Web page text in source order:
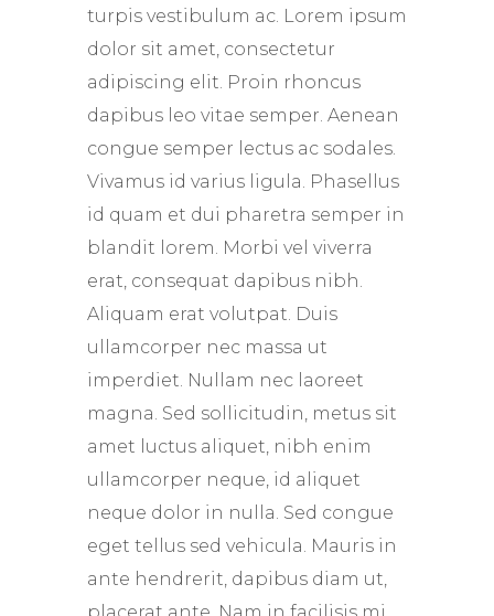
turpis vestibulum ac. Lorem ipsum
dolor sit amet, consectetur
adipiscing elit. Proin rhoncus
dapibus leo vitae semper. Aenean
congue semper lectus ac sodales.
Vivamus id varius ligula. Phasellus
id quam et dui pharetra semper in
blandit lorem. Morbi vel viverra
erat, consequat dapibus nibh.
Aliquam erat volutpat. Duis
ullamcorper nec massa ut
imperdiet. Nullam nec laoreet
magna. Sed sollicitudin, metus sit
amet luctus aliquet, nibh enim
ullamcorper neque, id aliquet
neque dolor in nulla. Sed congue
eget tellus sed vehicula. Mauris in
ante hendrerit, dapibus diam ut,
placerat ante. Nam in facilisis mi.